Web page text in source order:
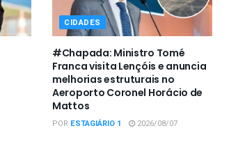
CIDADES
#Chapada: Ministro Tomé
Franca visita Lençóis e anuncia
melhorias estruturais no
Aeroporto Coronel Horácio de
Mattos
POR ESTAGIÁRIO 1 2026/08/07